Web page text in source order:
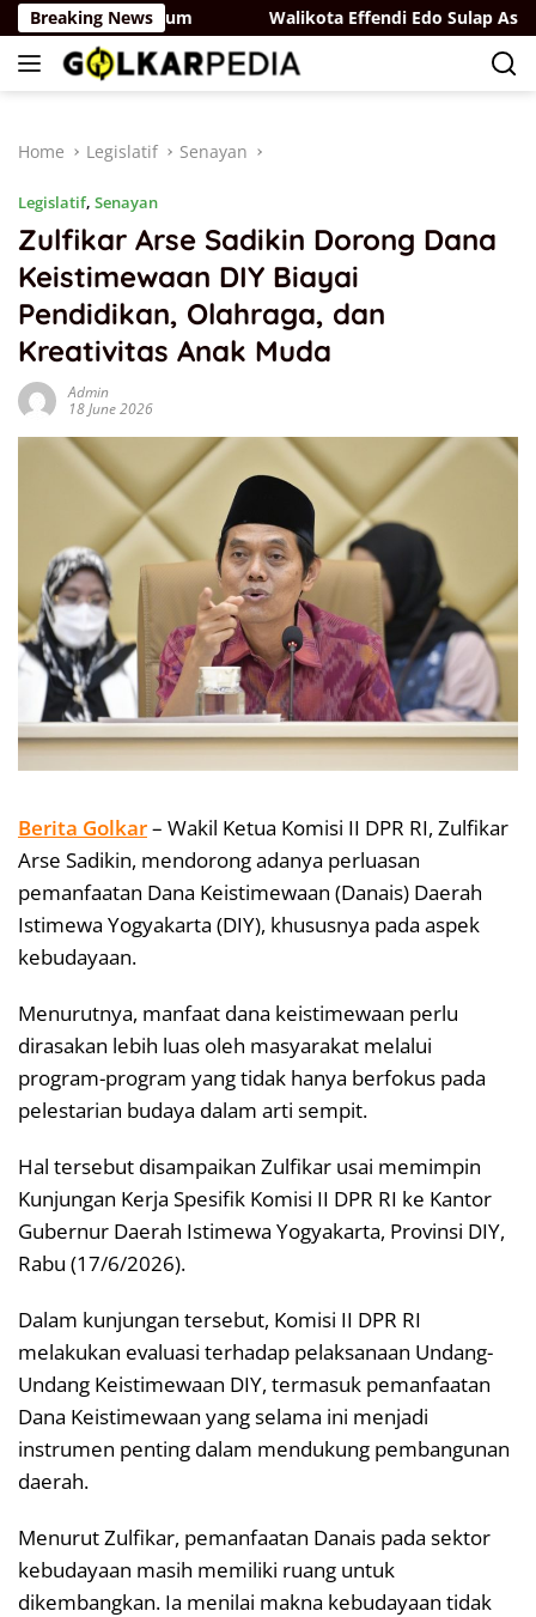
Skip
to
content
Breaking News
Hukum Walikota Effendi Edo Sulap Aset
Home Legislatif Senayan
Legislatif, Senayan
Zulfikar Arse Sadikin Dorong Dana
Keistimewaan DIY Biayai
Pendidikan, Olahraga, dan
Kreativitas Anak Muda
Admin
18 June 2026
Berita Golkar– Wakil Ketua Komisi II DPR RI, Zulfikar
Arse Sadikin, mendorong adanya perluasan
pemanfaatan Dana Keistimewaan (Danais) Daerah
Istimewa Yogyakarta (DIY), khususnya pada aspek
kebudayaan.
Menurutnya, manfaat dana keistimewaan perlu
dirasakan lebih luas oleh masyarakat melalui
program-program yang tidak hanya berfokus pada
pelestarian budaya dalam arti sempit.
Hal tersebut disampaikan Zulfikar usai memimpin
Kunjungan Kerja Spesifik Komisi II DPR RI ke Kantor
Gubernur Daerah Istimewa Yogyakarta, Provinsi DIY,
Rabu (17/6/2026).
Dalam kunjungan tersebut, Komisi II DPR RI
melakukan evaluasi terhadap pelaksanaan Undang-
Undang Keistimewaan DIY, termasuk pemanfaatan
Dana Keistimewaan yang selama ini menjadi
instrumen penting dalam mendukung pembangunan
daerah.
Menurut Zulfikar, pemanfaatan Danais pada sektor
kebudayaan masih memiliki ruang untuk
dikembangkan. Ia menilai makna kebudayaan tidak